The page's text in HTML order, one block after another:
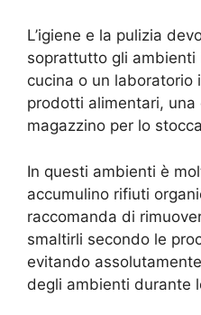
L’igiene e la pulizia
soprattutto gli ambienti
cucina o un laboratorio
prodotti alimentari, una
magazzino per lo
In questi ambienti è
accumulino rifiuti
raccomanda di
smaltirli secondo le
evitando
degli ambienti durante